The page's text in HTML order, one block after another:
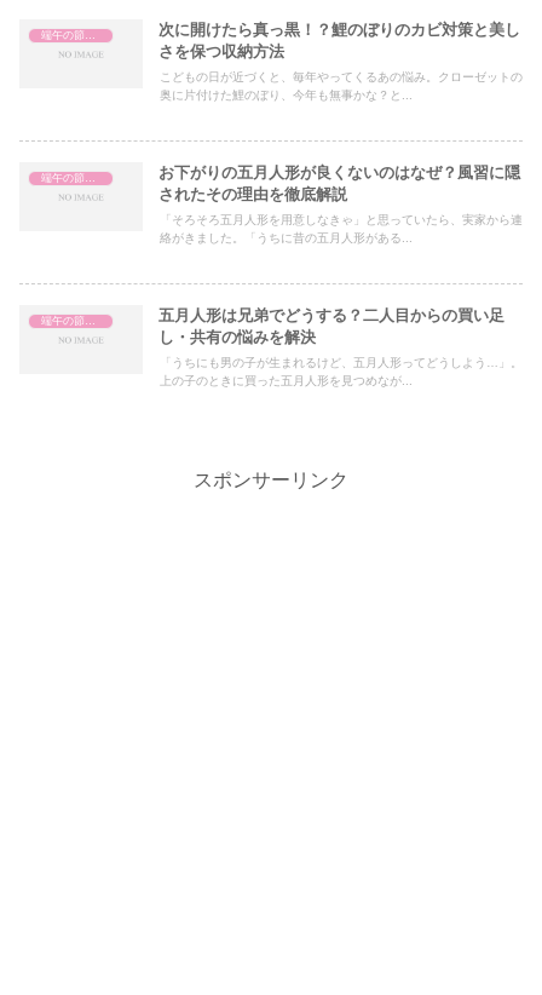
端午の節句・こどもの日
次に開けたら真っ黒！？鯉のぼりのカビ対策と美し
さを保つ収納方法
こどもの日が近づくと、毎年やってくるあの悩み。クローゼットの
奥に片付けた鯉のぼり、今年も無事かな？と...
端午の節句・こどもの日
お下がりの五月人形が良くないのはなぜ？風習に隠
されたその理由を徹底解説
「そろそろ五月人形を用意しなきゃ」と思っていたら、実家から連
絡がきました。「うちに昔の五月人形がある...
端午の節句・こどもの日
五月人形は兄弟でどうする？二人目からの買い足
し・共有の悩みを解決
「うちにも男の子が生まれるけど、五月人形ってどうしよう…」。
上の子のときに買った五月人形を見つめなが...
スポンサーリンク